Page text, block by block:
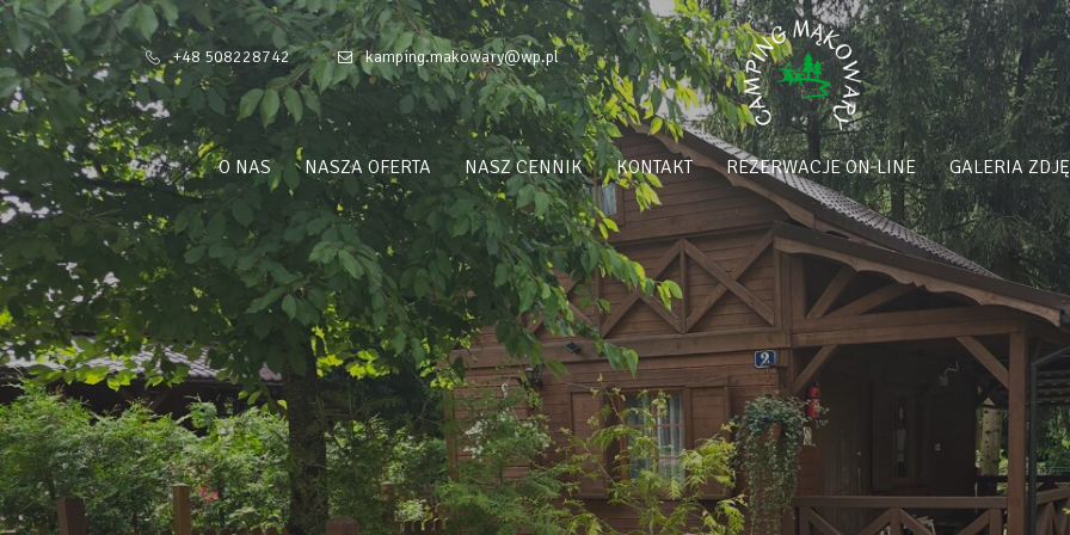
+48 508228742 kamping.makowary@wp.pl
O NAS NASZA OFERTA NASZ CENNIK KONTAKT REZERWACJE ON‑LINE GALERIA